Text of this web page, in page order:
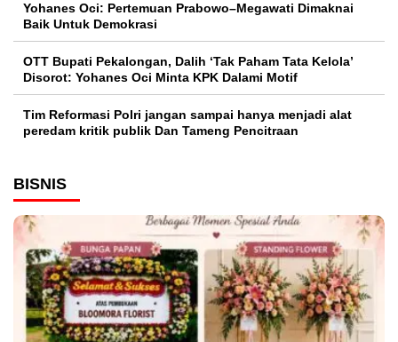
Yohanes Oci: Pertemuan Prabowo–Megawati Dimaknai
Baik Untuk Demokrasi
OTT Bupati Pekalongan, Dalih ‘Tak Paham Tata Kelola’
Disorot: Yohanes Oci Minta KPK Dalami Motif
Tim Reformasi Polri jangan sampai hanya menjadi alat
peredam kritik publik Dan Tameng Pencitraan
BISNIS